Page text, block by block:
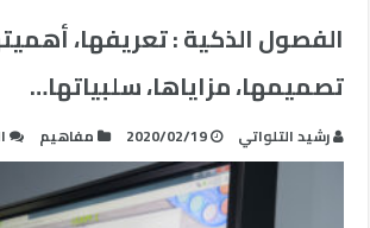
الفصول الذكية : تعريفها،
تصميمها، مزاياها، سلبياتها…
رشيد التلواتي 2020/02/19 مفاهيم